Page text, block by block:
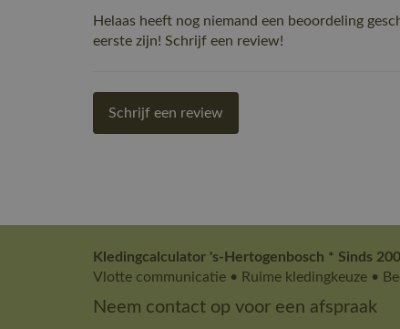
Helaas heeft nog niemand een beoordeling
eerste zijn! Schrijf een review!
Schrijf een review
Kledingcalculator 's-Hertogenbosch * Sinds
Vlotte communicatie • Ruime kledingkeuze •
Neem contact op voor een afspraak